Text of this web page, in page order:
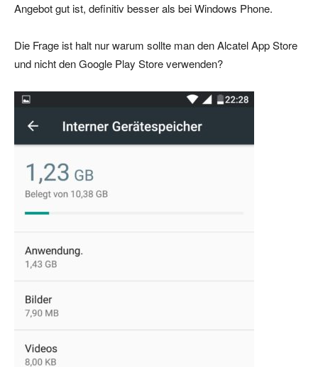
Angebot gut ist, definitiv besser als bei Windows Phone.
Die Frage ist halt nur warum sollte man den Alcatel App Store
und nicht den Google Play Store verwenden?